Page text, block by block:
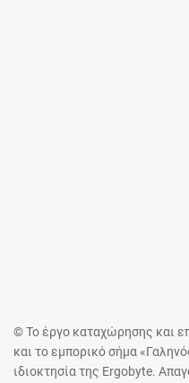
© Το έργο καταχώρησης και
και το εμπορικό σήμα
ιδιοκτησία της Ergobyte.